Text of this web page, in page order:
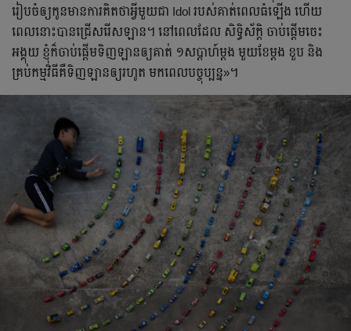
រៀបចំឲ្យកូនមានការគិតថាអ្វីមួយជា Idol របស់គាត់ពេលធំឡើង ហើយ
ពេលនោះបានជ្រើសរើសឡាន។ នៅពេលដែល សិទ្ធិស័ក្តិ ចាប់ផ្តើមចេះ
អង្គុយ ខ្ញុំក៏ចាប់ផ្តើមទិញឡានឲ្យគាត់ ១សប្តាហ៍ម្តង មួយខែម្តង ខួប និង
គ្រប់កម្មវិធីគឺទិញឡានឲ្យរហូត មកពេលបច្ចុប្បន្ន»។